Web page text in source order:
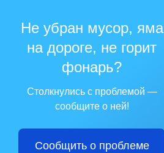
Не убран мусор, яма
на дороге, не горит
фонарь?
Столкнулись с проблемой —
сообщите о ней!
Сообщить о проблеме